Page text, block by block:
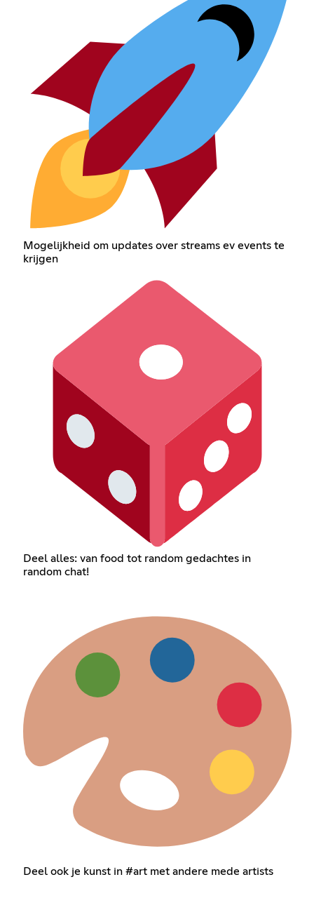
Mogelijkheid om updates over streams ev events te
krijgen
Deel alles: van food tot random gedachtes in
random chat!
Deel ook je kunst in #art met andere mede artists